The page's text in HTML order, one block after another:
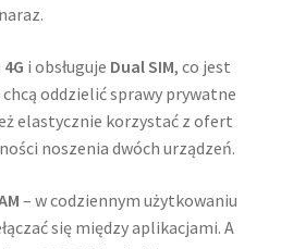
4G i obsługuje Dual SIM, co jest
oddzielić sprawy prywatne
elastycznie korzystać z ofert
noszenia dwóch urządzeń.
– w codziennym użytkowaniu
się między aplikacjami. A